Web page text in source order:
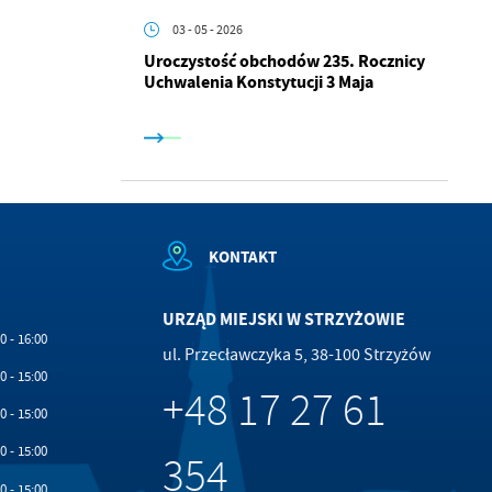
03 - 05 - 2026
Uroczystość obchodów 235. Rocznicy
Uchwalenia Konstytucji 3 Maja
- 16:00
- 15:00
- 15:00
- 15:00
KONTAKT
URZĄD MIEJSKI W STRZYŻOWIE
ul. Przecławczyka 5, 38-100 Strzyżów
+48 17 27 61
354